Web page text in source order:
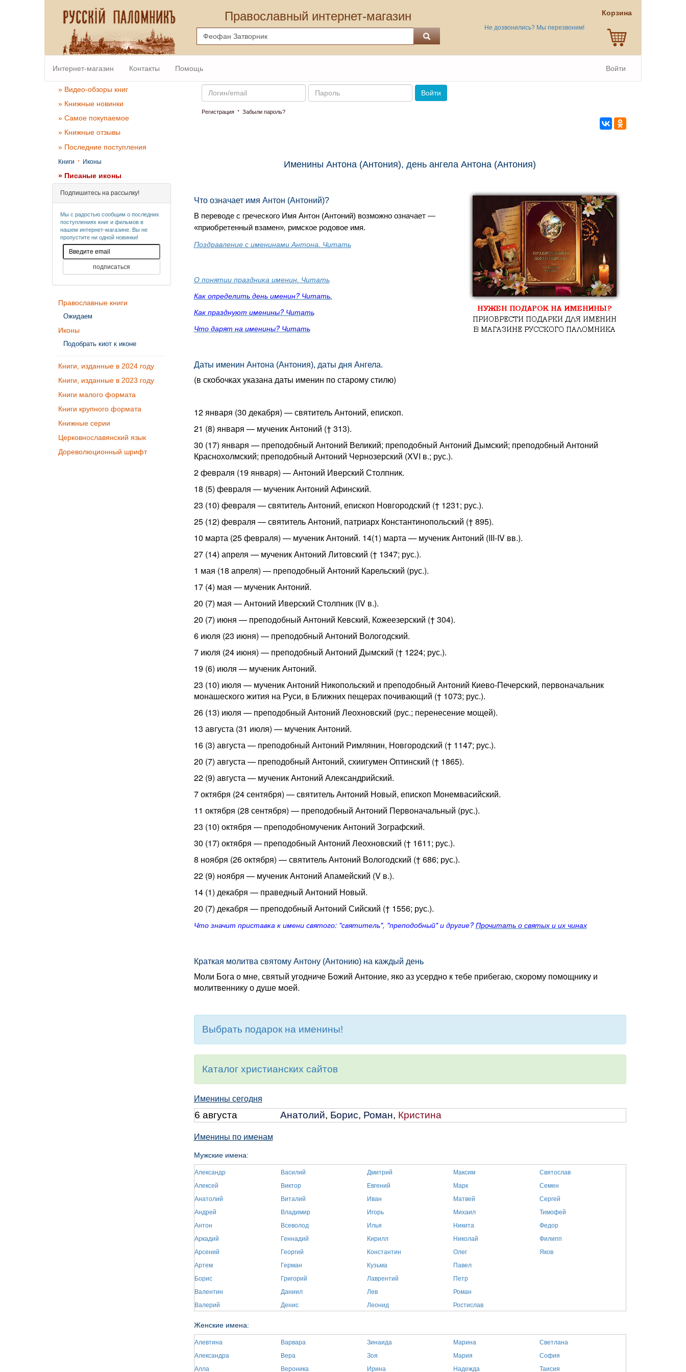
Православный интернет-магазин
Не дозвонились? Мы перезвоним!
Корзина
Интернет-магазин Контакты Помощь Войти
» Видео-обзоры книг
» Книжные новинки
» Самое покупаемое
» Книжные отзывы
» Последние поступления
Книги · Иконы
» Писаные иконы
Подпишитесь на рассылку!
Мы с радостью сообщим о последних
поступлениях книг и фильмов в
нашем интернет-магазине. Вы не
пропустите ни одной новинки!
Православные книги
Ожидаем
Иконы
Подобрать киот к иконе
Книги, изданные в 2024 году
Книги, изданные в 2023 году
Книги малого формата
Книги крупного формата
Книжные серии
Церковнославянский язык
Дореволюционный шрифт
Email Пароль
Войти
Регистрация· Забыли пароль?
Именины Антона (Антония), день ангела Антона (Антония)
Что означает имя Антон (Антоний)?
В переводе с греческого Имя Антон (Антоний) возможно означает —
«приобретенный взамен», римское родовое имя.
Поздравление с именинами Антона. Читать
О понятии праздника именин. Читать
Как определить день именин? Читать.
Как празднуют именины? Читать
Что дарят на именины? Читать
Даты именин Антона (Антония), даты дня Ангела.
(в скобочках указана даты именин по старому стилю)
12 января (30 декабря) — святитель Антоний, епископ.
21 (8) января — мученик Антоний († 313).
30 (17) января — преподобный Антоний Великий; преподобный Антоний Дымский; преподобный Антоний
Краснохолмский; преподобный Антоний Чернозерский (XVI в.; рус.).
2 февраля (19 января) — Антоний Иверский Столпник.
18 (5) февраля — мученик Антоний Афинский.
23 (10) февраля — святитель Антоний, епископ Новгородский († 1231; рус.).
25 (12) февраля — святитель Антоний, патриарх Константинопольский († 895).
10 марта (25 февраля) — мученик Антоний. 14(1) марта — мученик Антоний (III-IV вв.).
27 (14) апреля — мученик Антоний Литовский († 1347; рус.).
1 мая (18 апреля) — преподобный Антоний Карельский (рус.).
17 (4) мая — мученик Антоний.
20 (7) мая — Антоний Иверский Столпник (IV в.).
20 (7) июня — преподобный Антоний Кевский, Кожеезерский († 304).
6 июля (23 июня) — преподобный Антоний Вологодский.
7 июля (24 июня) — преподобный Антоний Дымский († 1224; рус.).
19 (6) июля — мученик Антоний.
23 (10) июля — мученик Антоний Никопольский и преподобный Антоний Киево-Печерский, первоначальник
монашеского жития на Руси, в Ближних пещерах почивающий († 1073; рус.).
26 (13) июля — преподобный Антоний Леохновский (рус.; перенесение мощей).
13 августа (31 июля) — мученик Антоний.
16 (3) августа — преподобный Антоний Римлянин, Новгородский († 1147; рус.).
20 (7) августа — преподобный Антоний, схиигумен Oптинский († 1865).
22 (9) августа — мученик Антоний Александрийский.
7 октября (24 сентября) — святитель Антоний Новый, епископ Монемвасийский.
11 октября (28 сентября) — преподобный Антоний Первоначальный (рус.).
23 (10) октября — преподобномученик Антоний Зографский.
30 (17) октября — преподобный Антоний Леохновский († 1611; рус.).
8 ноября (26 октября) — святитель Антоний Вологодский († 686; рус.).
22 (9) ноября — мученик Антоний Апамейский (V в.).
14 (1) декабря — праведный Антоний Новый.
20 (7) декабря — преподобный Антоний Сийский († 1556; рус.).
Что значит приставка к имени святого: "святитель", "преподобный" и другие? Прочитать о святых и их чинах
Краткая молитва святому Антону (Антонию) на каждый день
Моли Бога о мне, святый угодниче Божий Антоние, яко аз усердно к тебе прибегаю, скорому помощнику и
молитвеннику о душе моей.
Выбрать подарок на именины!
Каталог христианских сайтов
Именины сегодня
6 августа Анатолий, Борис, Роман, Кристина
Именины по именам
Мужские имена:
Александр
Алексей
Анатолий
Андрей
Антон
Аркадий
Арсений
Артем
Борис
Валентин
Валерий
Василий
Виктор
Виталий
Владимир
Всеволод
Геннадий
Георгий
Герман
Григорий
Даниил
Денис
Дмитрий
Евгений
Иван
Игорь
Илья
Кирилл
Константин
Кузьма
Лаврентий
Лев
Леонид
Максим
Марк
Матвей
Михаил
Никита
Николай
Олег
Павел
Петр
Роман
Ростислав
Святослав
Семен
Сергей
Тимофей
Федор
Филипп
Яков
Женские имена:
Алевтина
Александра
Алла
Варвара
Вера
Вероника
Зинаида
Зоя
Ирина
Марина
Мария
Надежда
Светлана
София
Таисия